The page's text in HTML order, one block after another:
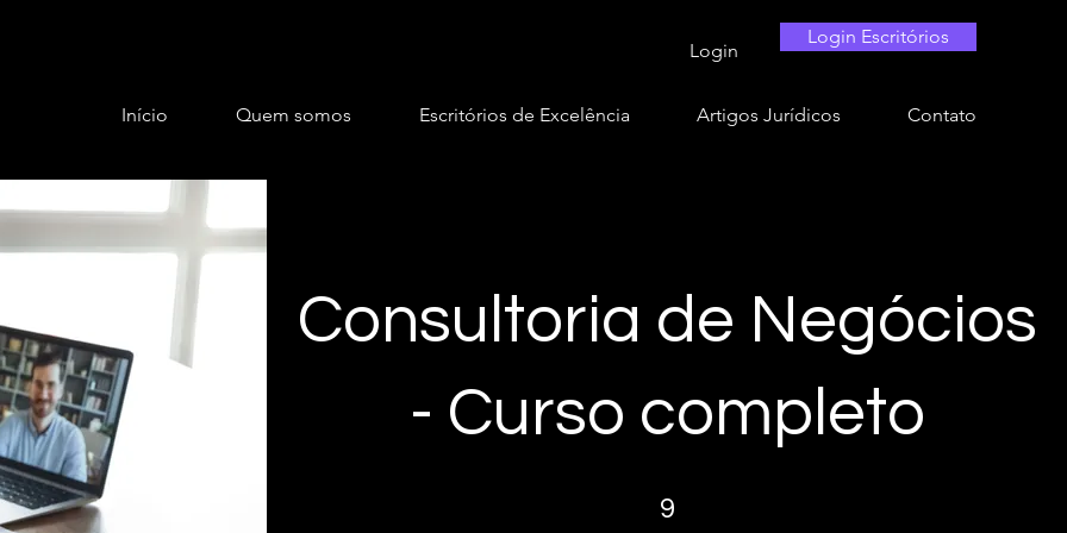
Login
Login Escritórios
Início Quem somos Escritórios de Excelência Artigos Jurídicos Contato
Consultoria de Negócios
- Curso completo
9